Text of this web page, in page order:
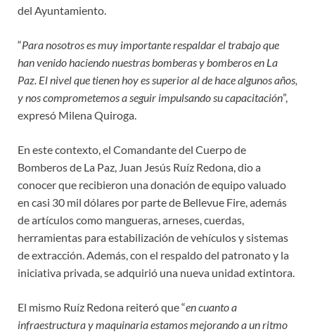
del Ayuntamiento.
“Para nosotros es muy importante respaldar el trabajo que
han venido haciendo nuestras bomberas y bomberos en La
Paz. El nivel que tienen hoy es superior al de hace algunos años,
y nos comprometemos a seguir impulsando su capacitación”,
expresó Milena Quiroga.
En este contexto, el Comandante del Cuerpo de
Bomberos de La Paz, Juan Jesús Ruíz Redona, dio a
conocer que recibieron una donación de equipo valuado
en casi 30 mil dólares por parte de Bellevue Fire, además
de artículos como mangueras, arneses, cuerdas,
herramientas para estabilización de vehículos y sistemas
de extracción. Además, con el respaldo del patronato y la
iniciativa privada, se adquirió una nueva unidad extintora.
El mismo Ruíz Redona reiteró que “en cuanto a
infraestructura y maquinaria estamos mejorando a un ritmo